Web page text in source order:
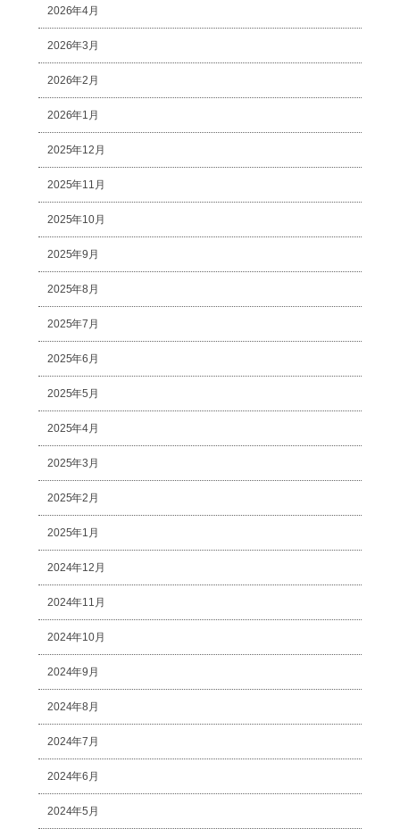
2026年4月
2026年3月
2026年2月
2026年1月
2025年12月
2025年11月
2025年10月
2025年9月
2025年8月
2025年7月
2025年6月
2025年5月
2025年4月
2025年3月
2025年2月
2025年1月
2024年12月
2024年11月
2024年10月
2024年9月
2024年8月
2024年7月
2024年6月
2024年5月